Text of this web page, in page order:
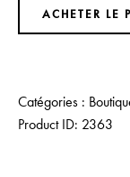
ACHETER LE
Catégories :
Product ID: 2363